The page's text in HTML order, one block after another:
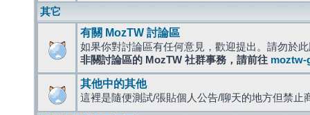
其它
有關 MozTW 討論區
如果你對討論區有任何意見，歡迎提出。請勿於
非關討論區的 MozTW 社群事務，請前往 moztw-
其他中的其他
這裡是隨便測試/張貼個人公告/聊天的地方但禁止